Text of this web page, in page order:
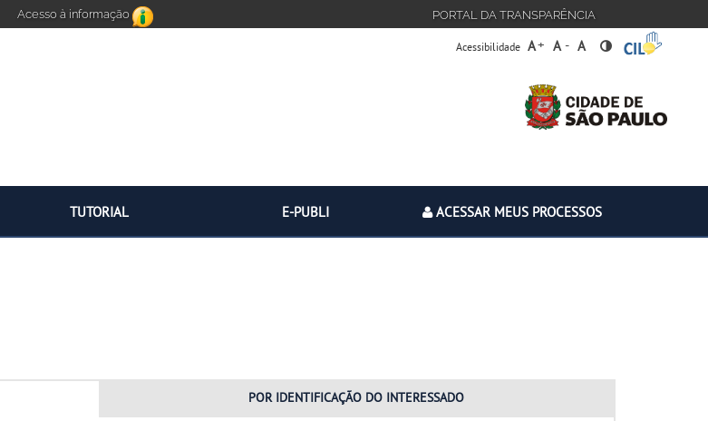
Acesso à informação PORTAL DA TRANSPARÊNCIA
A+ A - A
Acessibilidade
TUTORIAL E-PUBLI ACESSAR MEUS PROCESSOS
POR IDENTIFICAÇÃO DO INTERESSADO